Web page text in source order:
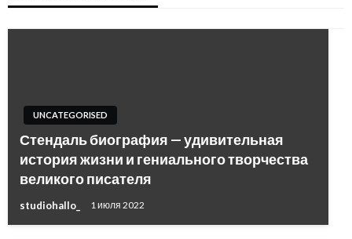
UNCATEGORISED
Стендаль биография — удивительная
история жизни и гениального творчества
великого писателя
studiohallo_ 1 июля 2022